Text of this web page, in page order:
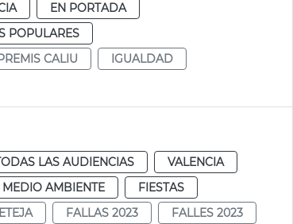
EN PORTADA
POPULARES
CALIU
IGUALDAD
LAS AUDIENCIAS
VALENCIA
MEDIO AMBIENTE
FIESTAS
FALLAS 2023 FALLES 2023